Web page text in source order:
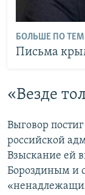
БОЛЬШЕ ПО
Письма
«Везде
Выговор
российской
Взыскание ей
Бороздиным и